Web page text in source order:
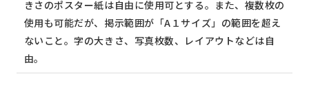
きさのポスター紙は自由に使用可とする。また、複数枚の
使用も可能だが、掲示範囲が「A１サイズ」の範囲を超え
ないこと。字の大きさ、写真枚数、レイアウトなどは自
由。